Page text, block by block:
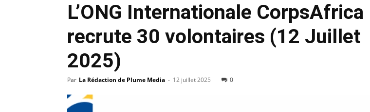
L’ONG Internationale CorpsAfrica
recrute 30 volontaires (12 Juillet
2025)
Par La Rédaction de Plume Media - 12 juillet 2025 0